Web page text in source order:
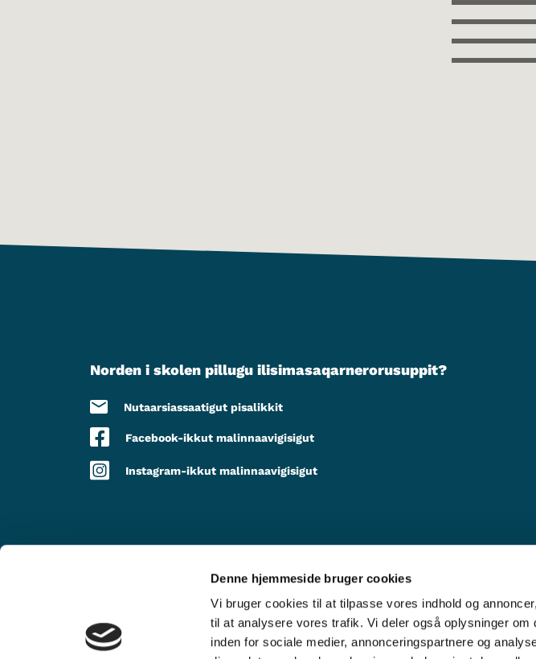
Denne hjemmeside bruger cookies
Vi bruger cookies til at tilpasse vores indhold og
til at analysere vores trafik. Vi deler også oplysninger
inden for sociale medier, annonceringspartnere og
Norden i skolen pillugu ilisimasaqarnerorusuppit?
Nutaarsiassaatigut pisalikkit
Facebook-ikkut malinnaavigisigut
Instagram-ikkut malinnaavigisigut